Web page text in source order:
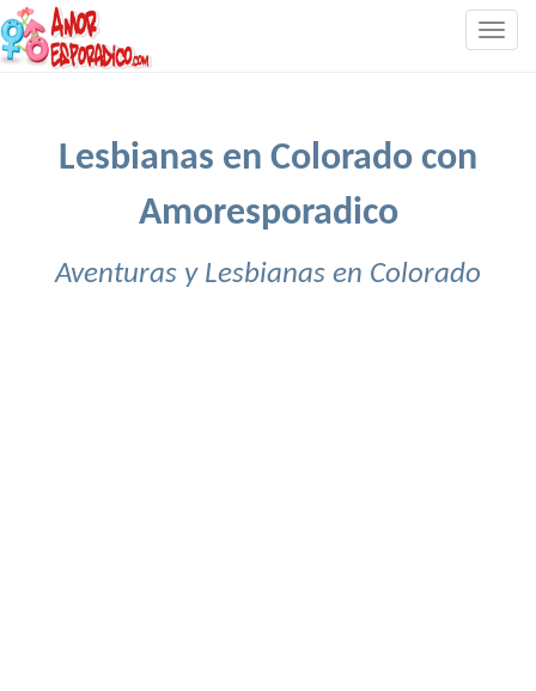
Lesbianas en Colorado con
Amoresporadico
Aventuras y Lesbianas en Colorado